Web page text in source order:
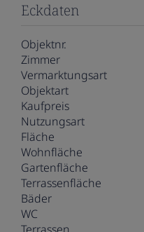
Eckdaten
Objektnr.
Zimmer
Vermarktungsart
Objektart
Kaufpreis
Nutzungsart
Fläche
Wohnfläche
Gartenfläche
Terrassenfläche
Bäder
WC